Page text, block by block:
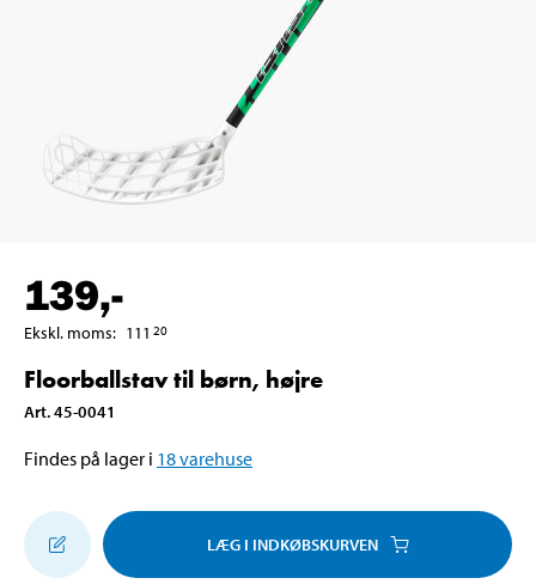
139,-
Ekskl. moms: 111 20
Floorballstav til børn, højre
Art.45-0041
Findes på lager i 18varehuse
LÆG I INDKØBSKURVEN